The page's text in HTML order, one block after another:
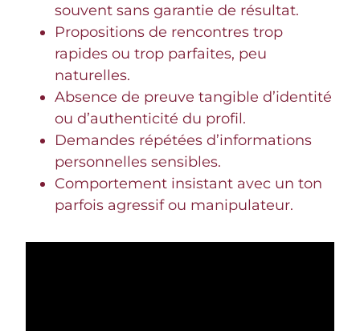
souvent sans garantie de résultat.
Propositions de rencontres trop
rapides ou trop parfaites, peu
naturelles.
Absence de preuve tangible d’identité
ou d’authenticité du profil.
Demandes répétées d’informations
personnelles sensibles.
Comportement insistant avec un ton
parfois agressif ou manipulateur.